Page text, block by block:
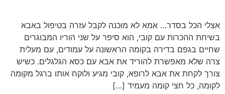
אצלי הכל בסדר… אמא לא מוכנה לקבל עזרה בטיפול באבא
בשיחת ההכרות עם קובי, הוא סיפר על שני הוריו המבוגרים
שחיים בגפם בדירה בקומה הראשונה על עמודים, עם מעלית
צרה שלא מאפשרת להוריד את אבא עם כסא הגלגלים. כשיש
צורך לקחת את אבא לרופא, קובי מגיע ולוקח אותו ברגל מקומה
לקומה, כל חצי קומה מעמיד […]